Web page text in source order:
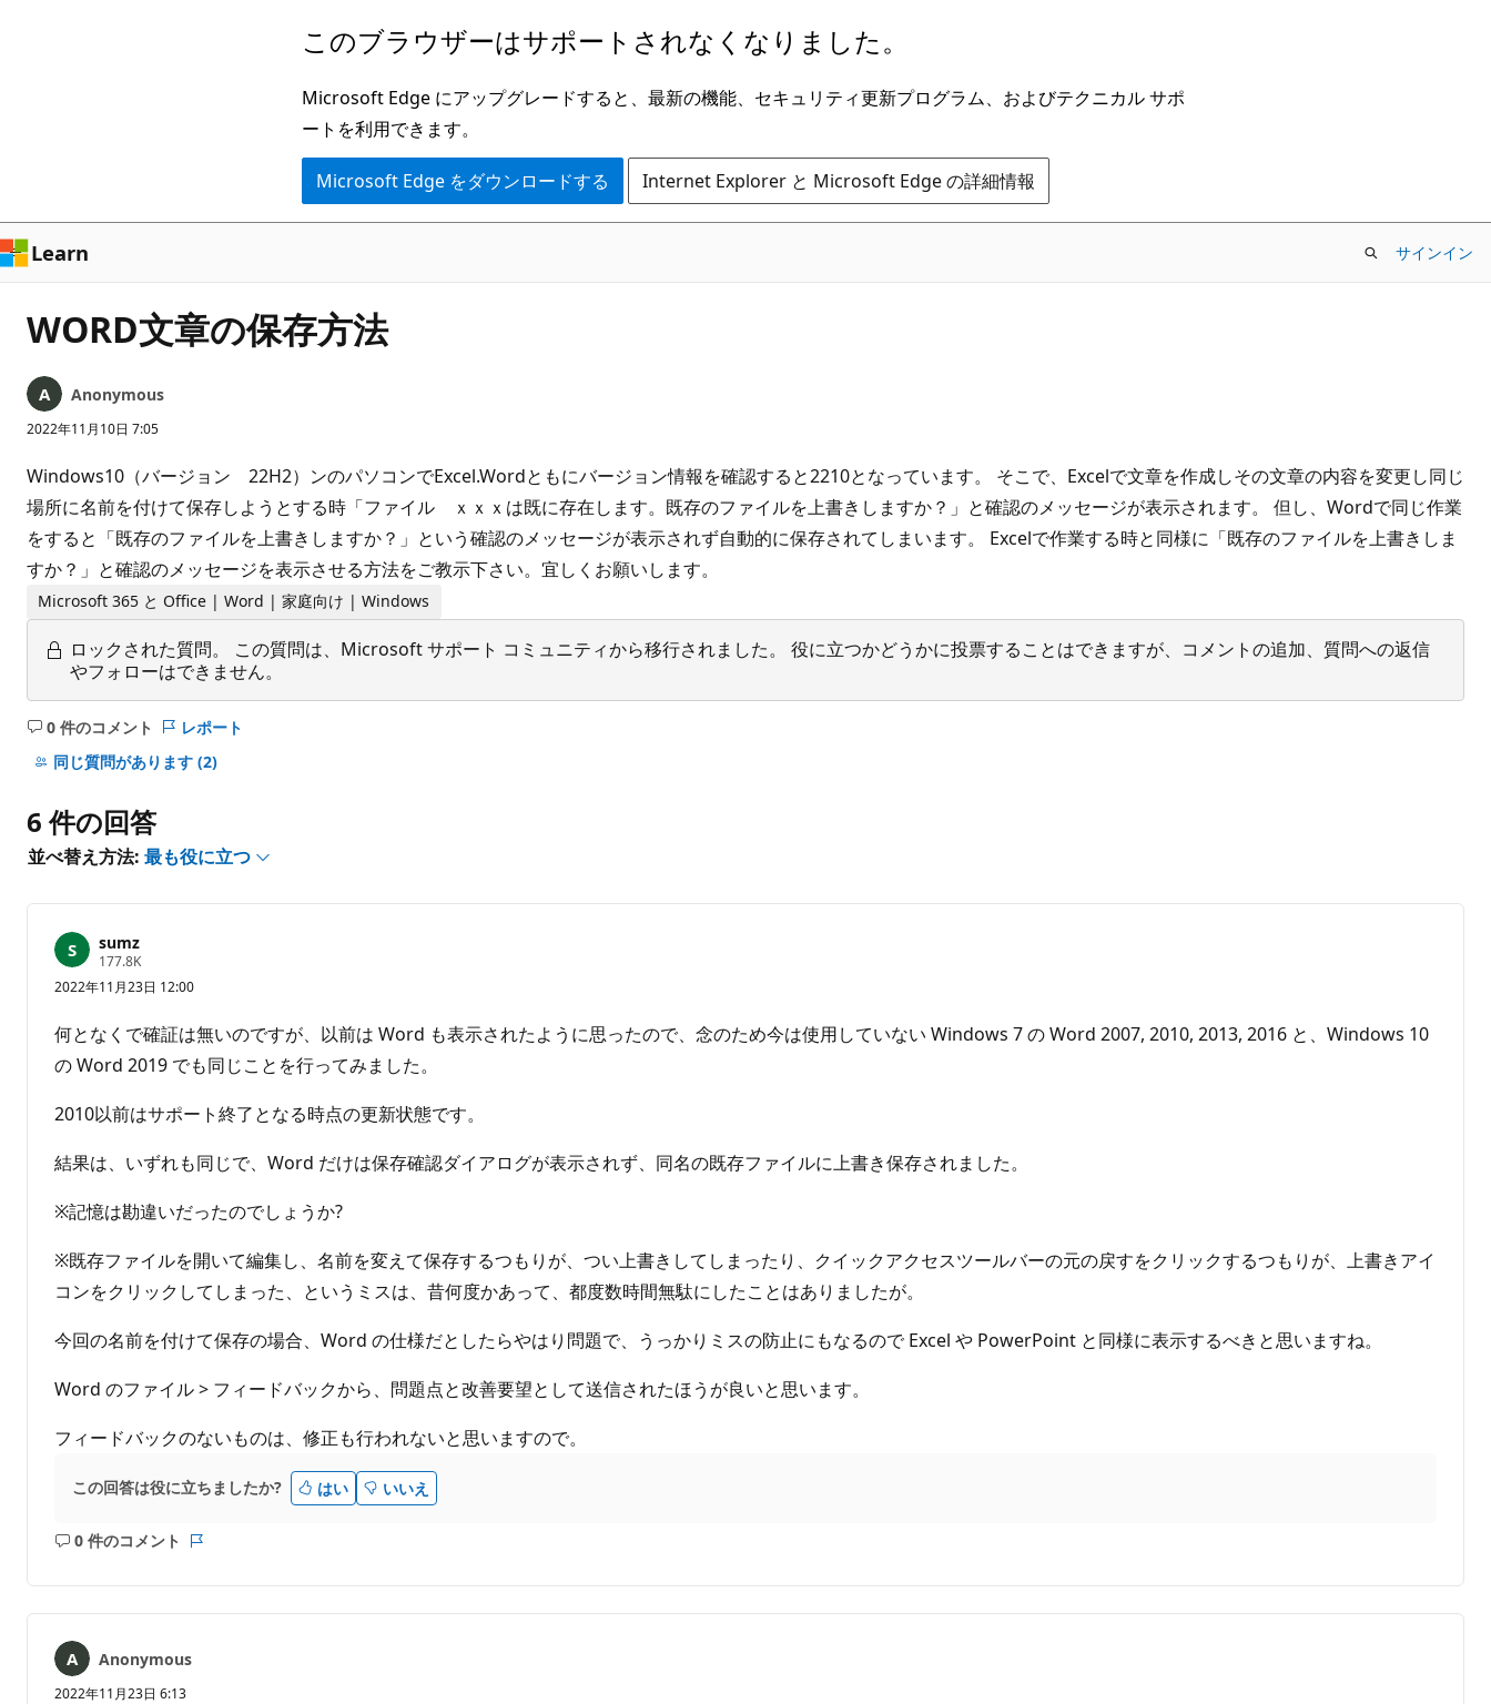
ン
ツ
に
ス
キ
ッ
プ
このブラウザーはサポートされなくなりました。
Microsoft Edge にアップグレードすると、最新の機能、セキュリティ更新プログラム、およびテクニカル サポ
ートを利用できます。
Microsoft Edge をダウンロードする Internet Explorer と Microsoft Edge の詳細情報
Learn サインイン
WORD文章の保存方法
Anonymous
2022年11月10日 7:05
Windows10（バージョン 22H2）ンのパソコンでExcel.Wordともにバージョン情報を確認すると2210となっています。 そこで、Excelで文章を作成しその文章の内容を変更し同じ
場所に名前を付けて保存しようとする時「ファイル ｘｘｘは既に存在します。既存のファイルを上書きしますか？」と確認のメッセージが表示されます。 但し、Wordで同じ作業
をすると「既存のファイルを上書きしますか？」という確認のメッセージが表示されず自動的に保存されてしまいます。 Excelで作業する時と同様に「既存のファイルを上書きしま
すか？」と確認のメッセージを表示させる方法をご教示下さい。宜しくお願いします。
Microsoft 365 と Office | Word | 家庭向け | Windows
ロックされた質問。
この質問は、Microsoft サポート コミュニティから移行されました。 役に立つかどうかに投票することはできますが、コメントの追加、質問への返信
やフォローはできません。
0 件のコメント
コ
メ
は
あ
ま
ん
レポート
同じ質問があります (2)
6 件の回答
並べ替え方法: 最も役に立つ
sumz
177.8K評
価
の
イ
ン
ト
2022年11月23日 12:00
何となくで確証は無いのですが、以前は Word も表示されたように思ったので、念のため今は使用していない Windows 7 の Word 2007, 2010, 2013, 2016 と、Windows 10
の Word 2019 でも同じことを行ってみました。
2010以前はサポート終了となる時点の更新状態です。
結果は、いずれも同じで、Word だけは保存確認ダイアログが表示されず、同名の既存ファイルに上書き保存されました。
※記憶は勘違いだったのでしょうか?
※既存ファイルを開いて編集し、名前を変えて保存するつもりが、つい上書きしてしまったり、クイックアクセスツールバーの元の戻すをクリックするつもりが、上書きアイ
コンをクリックしてしまった、というミスは、昔何度かあって、都度数時間無駄にしたことはありましたが。
今回の名前を付けて保存の場合、Word の仕様だとしたらやはり問題で、うっかりミスの防止にもなるので Excel や PowerPoint と同様に表示するべきと思いますね。
Word のファイル > フィードバックから、問題点と改善要望として送信されたほうが良いと思います。
フィードバックのないものは、修正も行われないと思いますので。
この回答は役に立ちましたか? はい いいえ
0 件のコメント
コ
ト
あ
り
ト
Anonymous
2022年11月23日 6:13